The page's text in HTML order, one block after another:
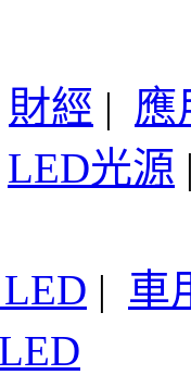
財經 | 應
LED光源
| 車